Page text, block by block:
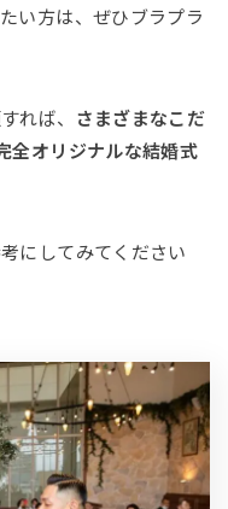
い方は、ぜひブラプラ
れば、 さまざまなこだ
全オリジナルな結婚式
にしてみてください